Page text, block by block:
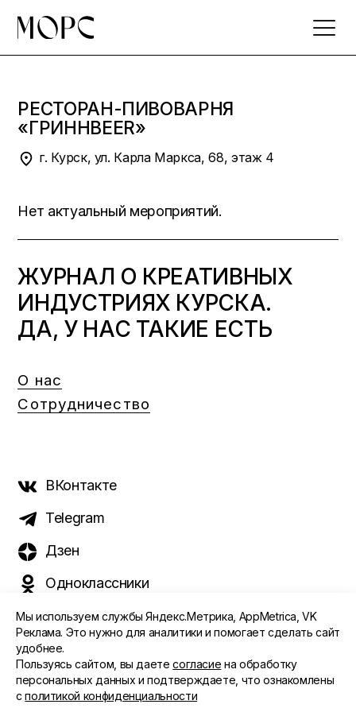
the
РЕСТОРАН-ПИВОВАРНЯ
«ГРИННBEER»
г. Курск, ул. Карла Маркса, 68, этаж 4
Нет актуальный мероприятий.
ЖУРНАЛ О КРЕАТИВНЫХ
ИНДУСТРИЯХ КУРСКА.
ДА, У НАС ТАКИЕ ЕСТЬ
О нас
Сотрудничество
ВКонтакте
Telegram
Дзен
Одноклассники
©️ 2015 - 2026 Интернет-журнал «Морс». Все права
защищены
ПОЛИТИКА ОБРАБОТКИ ПЕРСОНАЛЬНЫХ ДАННЫХ
Мы используем службы Яндекс.Метрика, AppMetrica, VK
Реклама. Это нужно для аналитики и помогает сделать сайт
удобнее.
Пользуясь сайтом, вы даетесогласие на обработку
персональных данных и подтверждаете, что ознакомлены
сполитикой конфиденциальности